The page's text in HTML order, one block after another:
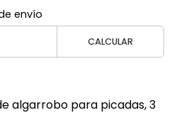
envío
CALCULAR
algarrobo para picadas, 3